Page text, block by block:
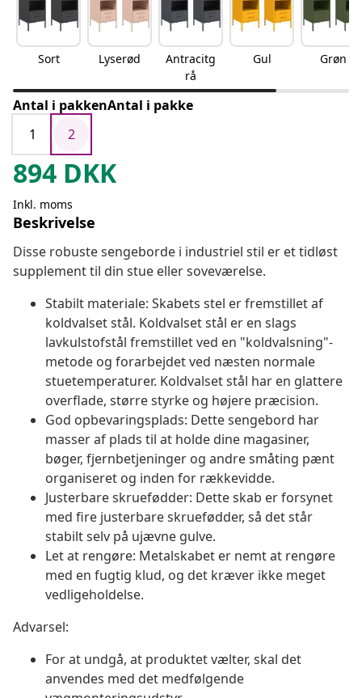
Sort Lyserød
Antracitg
rå
Gul Grøn
Antal i pakkenAntal i pakke
1
2
894 DKK
Inkl. moms
Beskrivelse
Disse robuste sengeborde i industriel stil er et tidløst
supplement til din stue eller soveværelse.
Stabilt materiale: Skabets stel er fremstillet af
koldvalset stål. Koldvalset stål er en slags
lavkulstofstål fremstillet ved en "koldvalsning"-
metode og forarbejdet ved næsten normale
stuetemperaturer. Koldvalset stål har en glattere
overflade, større styrke og højere præcision.
God opbevaringsplads: Dette sengebord har
masser af plads til at holde dine magasiner,
bøger, fjernbetjeninger og andre småting pænt
organiseret og inden for rækkevidde.
Justerbare skruefødder: Dette skab er forsynet
med fire justerbare skruefødder, så det står
stabilt selv på ujævne gulve.
Let at rengøre: Metalskabet er nemt at rengøre
med en fugtig klud, og det kræver ikke meget
vedligeholdelse.
Advarsel:
For at undgå, at produktet vælter, skal det
anvendes med det medfølgende